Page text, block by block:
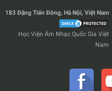
183 Đặng Tiến Đông, Hà Nội, Việt Nam
Học Viện Âm Nhạc Quốc Gia Việt
Nam